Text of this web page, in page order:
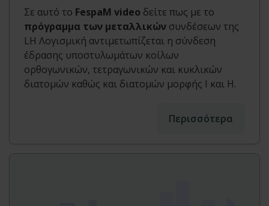
Σε αυτό το FespaM video δείτε πως με το
πρόγραμμα των μεταλλικών συνδέσεων της
LH Λογισμική αντιμετωπίζεται η σύνδεση
έδρασης υποστυλωμάτων κοίλων
ορθογωνικών, τετραγωνικών και κυκλικών
διατομών καθώς και διατομών μορφής Ι και Η.
Περισσότερα